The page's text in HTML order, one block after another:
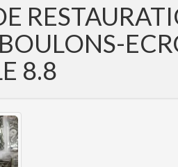
8.8